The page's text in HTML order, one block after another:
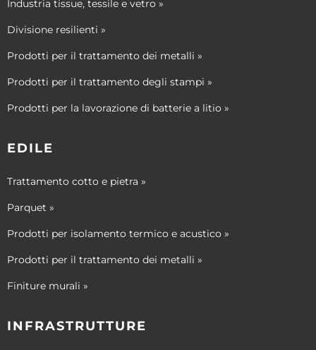
Industria tissue, tessile e vetro »
Divisione resilienti »
Prodotti per il trattamento dei metalli »
Prodotti per il trattamento degli stampi »
Prodotti per la lavorazione di batterie a litio »
EDILE
Trattamento cotto e pietra »
Parquet »
Prodotti per isolamento termico e acustico »
Prodotti per il trattamento dei metalli »
Finiture murali »
INFRASTRUTTURE